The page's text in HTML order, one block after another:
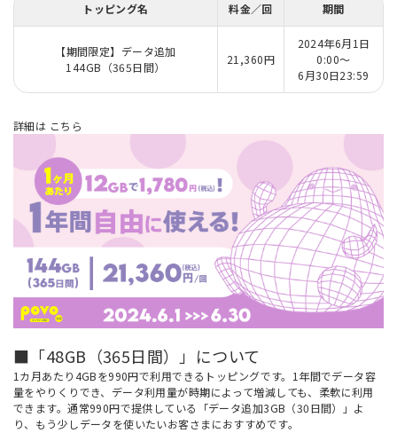
トッピング名 料金／回 期間
【期間限定】データ追加
144GB（365日間）
21,360円
2024年6月1日
0:00～
6月30日23:59
詳細は こちら
■「48GB（365日間）」について
1カ月あたり4GBを990円で利用できるトッピングです。1年間でデータ容
量をやりくりでき、データ利用量が時期によって増減しても、柔軟に利用
できます。通常990円で提供している「データ追加3GB（30日間）」よ
り、もう少しデータを使いたいお客さまにおすすめです。